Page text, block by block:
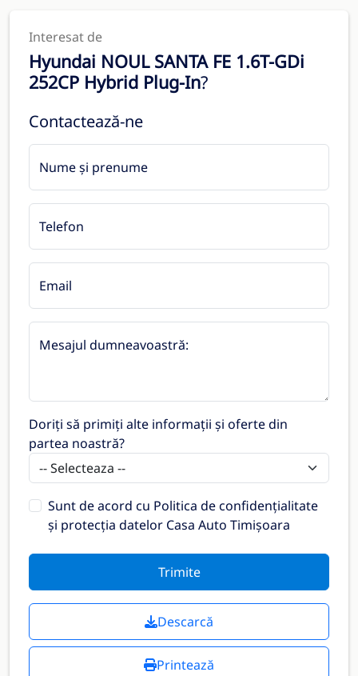
Interesat de
Hyundai NOUL SANTA FE 1.6T-GDi
252CP Hybrid Plug-In?
Contactează-ne
Nume și prenume
Telefon
Email
Mesajul dumneavoastră:
Doriți să primiți alte informații și oferte din
partea noastră?
Sunt de acord cu Politica de confidențialitate
și protecția datelor Casa Auto Timișoara
Trimite
Descarcă
Printează